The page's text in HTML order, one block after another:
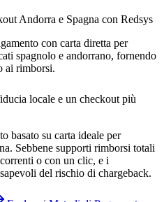
Andorra e Spagna con Redsys
con carta diretta per
spagnolo e andorrano, fornendo
ai rimborsi.
locale e un checkout più
basato su carta ideale per
Sebbene supporti rimborsi totali
o con un clic, e i
del rischio di chargeback.